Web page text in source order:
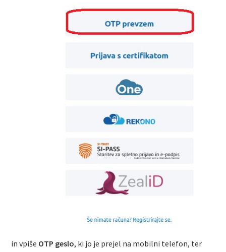
in vpiše OTP geslo, ki jo je prejel na mobilni telefon, ter